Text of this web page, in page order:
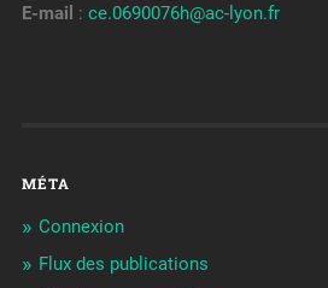
E-mail : ce.0690076h@ac-lyon.fr
MÉTA
Connexion
Flux des publications